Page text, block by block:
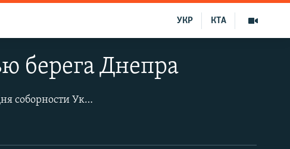
КТА
УКР
берега Днепра
Около двухсот киевлян соединили берега Днепра живой цепью в честь Дня соборности Украины.